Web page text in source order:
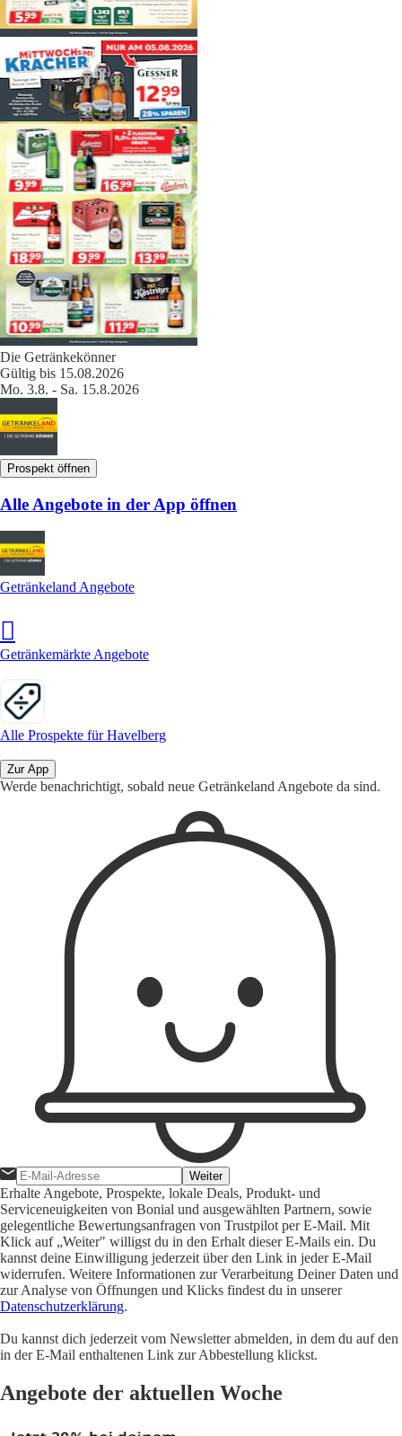
Die Getränkekönner
Gültig bis 15.08.2026
Mo. 3.8. - Sa. 15.8.2026
Prospekt öffnen
Alle Angebote in der App öffnen
Getränkeland Angebote
Getränkemärkte Angebote
Alle Prospekte für Havelberg
Zur App
Werde benachrichtigt, sobald neue Getränkeland Angebote da sind.
Weiter
Erhalte Angebote, Prospekte, lokale Deals, Produkt- und
Serviceneuigkeiten von Bonial und ausgewählten Partnern, sowie
gelegentliche Bewertungsanfragen von Trustpilot per E-Mail. Mit
Klick auf „Weiter" willigst du in den Erhalt dieser E-Mails ein. Du
kannst deine Einwilligung jederzeit über den Link in jeder E-Mail
widerrufen. Weitere Informationen zur Verarbeitung Deiner Daten und
zur Analyse von Öffnungen und Klicks findest du in unserer
Datenschutzerklärung.
Du kannst dich jederzeit vom Newsletter abmelden, in dem du auf den
in der E-Mail enthaltenen Link zur Abbestellung klickst.
Angebote der aktuellen Woche